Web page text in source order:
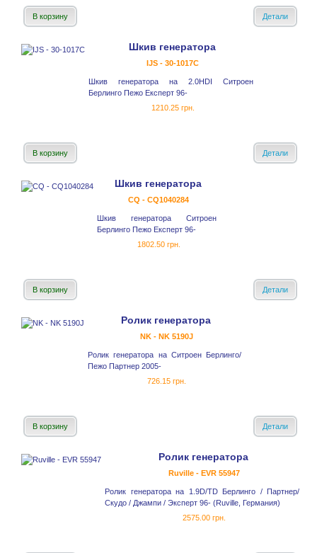
В корзину Детали
Шкив генератора
IJS - 30-1017С
Шкив генератора на 2.0HDI Ситроен
Берлинго Пежо Експерт 96-
1210.25 грн.
В корзину Детали
Шкив генератора
CQ - CQ1040284
Шкив генератора Ситроен
Берлинго Пежо Експерт 96-
1802.50 грн.
В корзину Детали
Ролик генератора
NK - NK 5190J
Ролик генератора на Ситроен Берлинго/
Пежо Партнер 2005-
726.15 грн.
В корзину Детали
Ролик генератора
Ruville - EVR 55947
Ролик генератора на 1.9D/TD Берлинго / Партнер/
Скудо / Джампи / Эксперт 96- (Ruville, Германия)
2575.00 грн.